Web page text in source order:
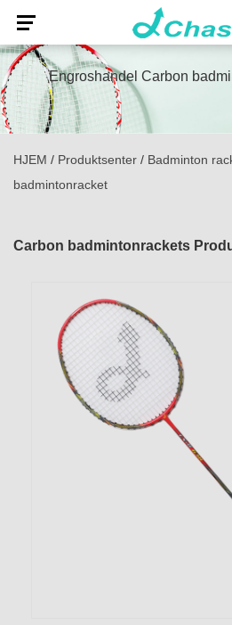
Engroshandel Carbon
HJEM / Produktsenter / Badminton
badmintonracket
Carbon badmintonrackets